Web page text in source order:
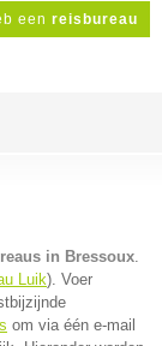
een reisbureau
in Bressoux.
Luik). Voer
om via één e-mail